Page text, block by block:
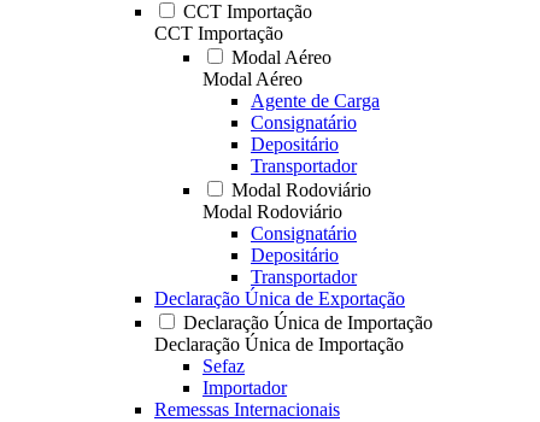
CCT Importação
CCT Importação
Modal Aéreo
Modal Aéreo
Agente de Carga
Consignatário
Depositário
Transportador
Modal Rodoviário
Modal Rodoviário
Consignatário
Depositário
Transportador
Declaração Única de Exportação
Declaração Única de Importação
Declaração Única de Importação
Sefaz
Importador
Remessas Internacionais